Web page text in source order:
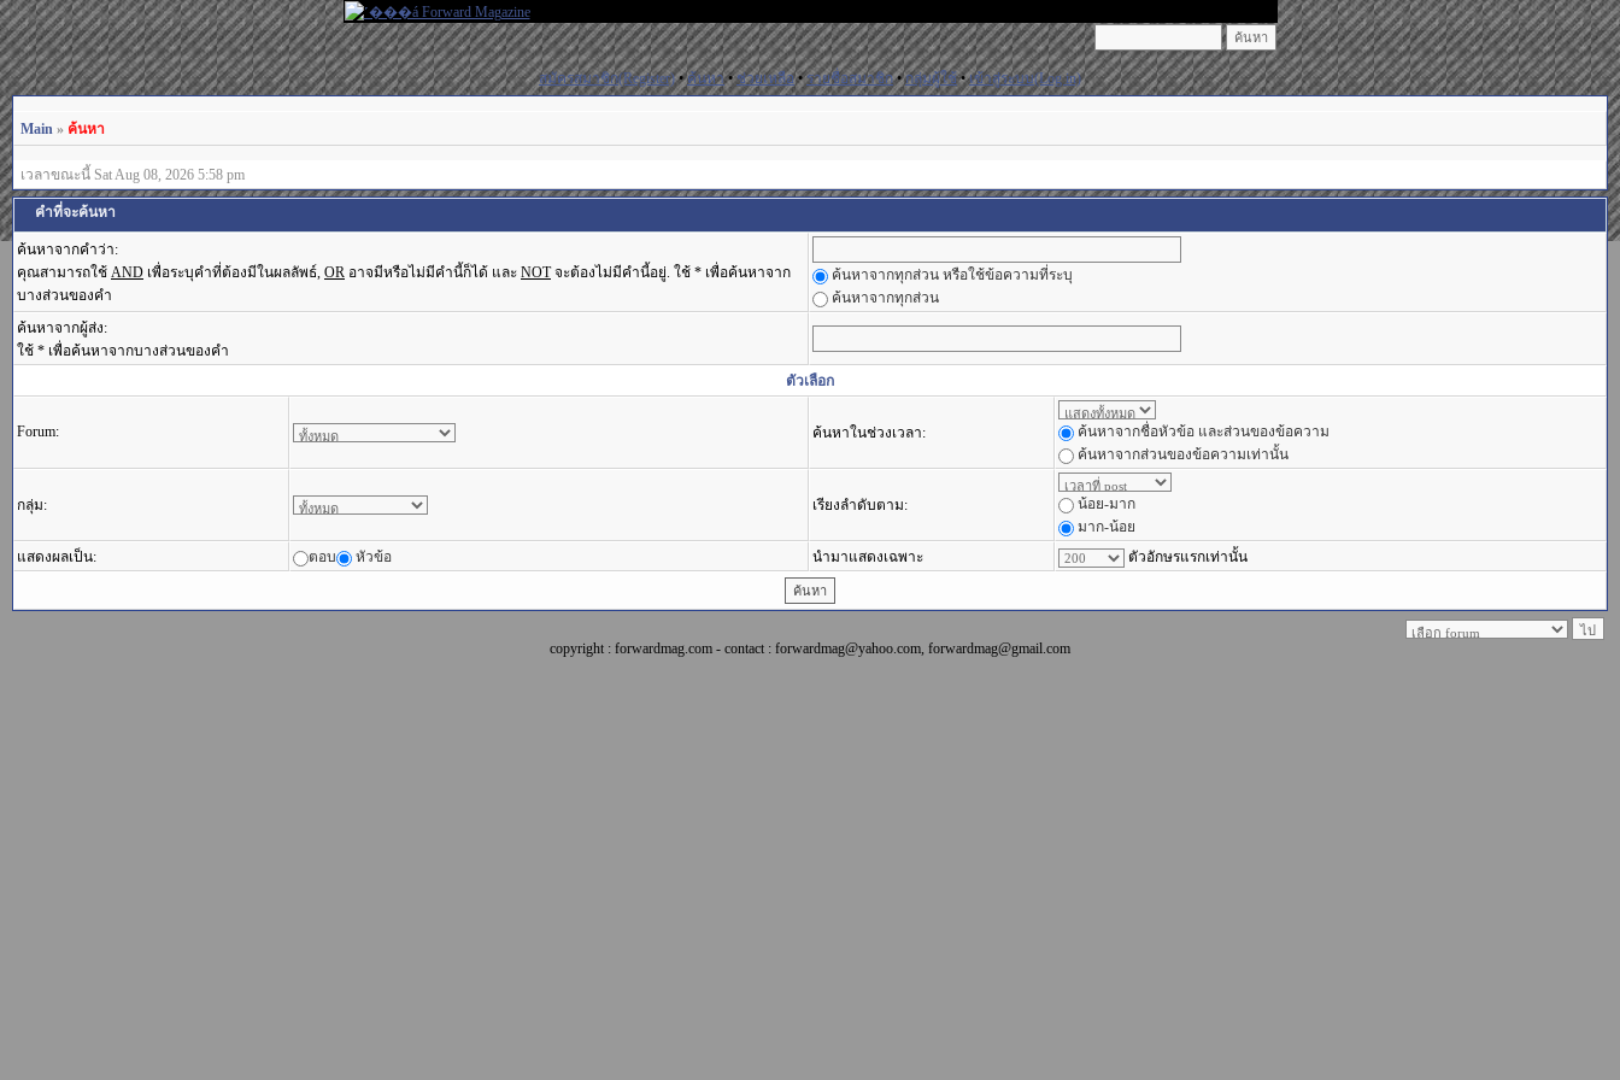
สมัครสมาชิก(Register)•ค้นหา•ช่วยเหลือ•รายชื่อสมาชิก•กลุ่มผู้ใช้•เข้าสู่ระบบ(Log in)
Main » ค้นหา
เวลาขณะนี้ Sat Aug 08, 2026 5:58 pm
คำที่จะค้นหา
ค้นหาจากคำว่า:
คุณสามารถใช้ AND เพื่อระบุคำที่ต้องมีในผลลัพธ์, OR อาจมีหรือไม่มีคำนี้ก็ได้ และ NOTจะต้องไม่มีคำนี้อยู่. ใช้ * เพื่อค้นหาจาก
บางส่วนของคำ
ค้นหาจากทุกส่วน หรือใช้ข้อความที่ระบุ
ค้นหาจากทุกส่วน
ค้นหาจากผู้ส่ง:
ใช้ * เพื่อค้นหาจากบางส่วนของคำ
ตัวเลือก
Forum: ค้นหาในช่วงเวลา:
ค้นหาจากชื่อหัวข้อ และส่วนของข้อความ
ค้นหาจากส่วนของข้อความเท่านั้น
กลุ่ม: เรียงลำดับตาม:
น้อย-มาก
มาก-น้อย
แสดงผลเป็น:
ตอบ หัวข้อ นำมาแสดงเฉพาะ ตัวอักษรแรกเท่านั้น
copyright : forwardmag.com - contact : forwardmag@yahoo.com, forwardmag@gmail.com